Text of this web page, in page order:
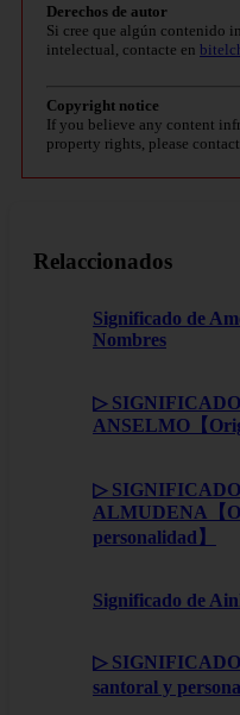
Derechos de autor
Si cree que algún contenido
intelectual, contacte en
Copyright notice
If you believe any content
property rights, please contact
Relaccionados
Significado de
Nombres
▷
ANSELMO【
▷
ALMUDENA【
personalidad】
Significado de
▷
santoral y